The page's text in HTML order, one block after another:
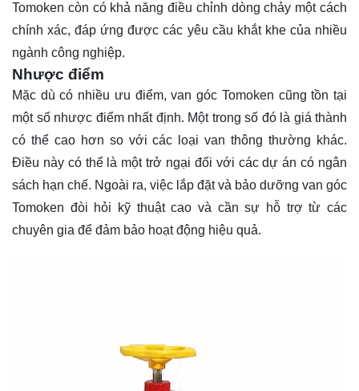
Tomoken còn có khả năng điều chỉnh dòng chảy một cách
chính xác, đáp ứng được các yêu cầu khắt khe của nhiều
ngành công nghiệp.
Nhược điểm
Mặc dù có nhiều ưu điểm, van góc Tomoken cũng tồn tại
một số nhược điểm nhất định. Một trong số đó là giá thành
có thể cao hơn so với các loại van thông thường khác.
Điều này có thể là một trở ngại đối với các dự án có ngân
sách hạn chế. Ngoài ra, việc lắp đặt và bảo dưỡng van góc
Tomoken đòi hỏi kỹ thuật cao và cần sự hỗ trợ từ các
chuyên gia để đảm bảo hoạt động hiệu quả.